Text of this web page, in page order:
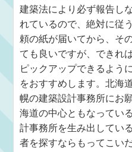
建築法により必ず報告し
れているので、絶対に従
頼の紙が届いてから、そ
ても良いですが、できれ
ピックアップできるよう
をおすすめします。北海
幌の建築設計事務所にお
海道の中心ともなってい
計事務所を生み出してい
者を探すならもってこい